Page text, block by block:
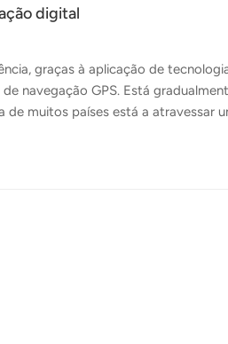
digital
graças à aplicação de
navegação GPS. Está
muitos países está a atravessar
Dada a tendência explosiva
da ciência e da tecnologia